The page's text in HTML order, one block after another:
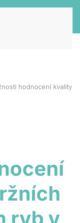
hodnocení kvality